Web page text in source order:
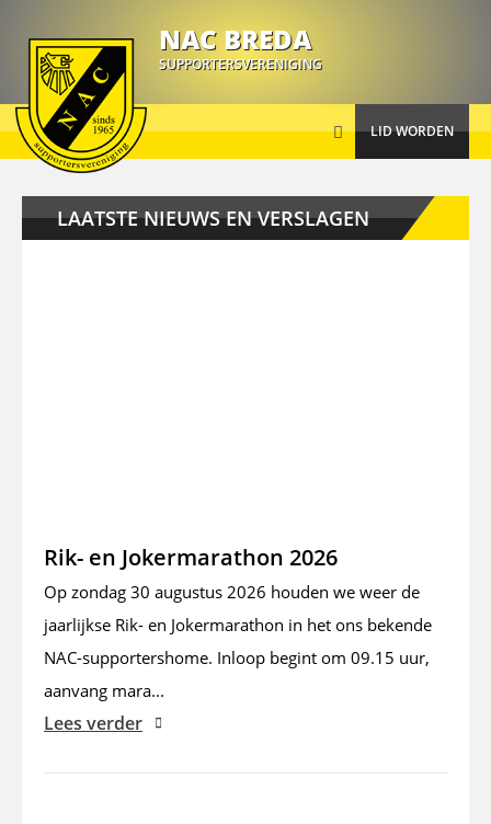
Busreizen
Nieuws
Over ons
Activiteiten
NAC BREDA
SUPPORTERSVERENIGING
LID WORDEN
LAATSTE NIEUWS EN VERSLAGEN
Rik- en Jokermarathon 2026
Op zondag 30 augustus 2026 houden we weer de
jaarlijkse Rik- en Jokermarathon in het ons bekende
NAC-supportershome. Inloop begint om 09.15 uur,
aanvang mara...
Lees verder